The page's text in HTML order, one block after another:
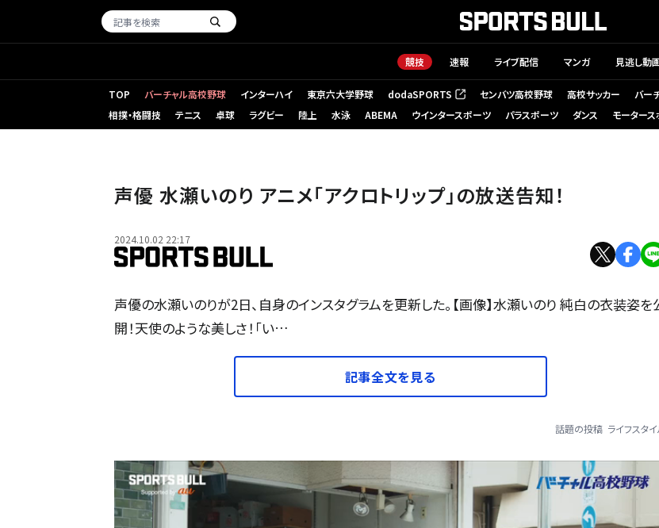
競技 速報 ライブ配信 マンガ 見逃し動
TOP バーチャル高校野球 インターハイ 東京六大学野球 dodaSPORTS
（新しいタブで開く） センバツ高校野球 高校サッカー バー
相撲・格闘技
テニス 卓球 ラグビー 陸上 水泳 ABEMA ウインタースポーツ パラスポーツ ダンス モーター
声優 水瀬いのり アニメ「アクロトリップ」の放送告知！
2024.10.02 22:17
声優の水瀬いのりが2日、自身のインスタグラムを更新した。【画像】水瀬いのり 純白の衣装姿を
開！天使のような美しさ！「い…
記事全文を見る
話題の投稿 ライフスタ